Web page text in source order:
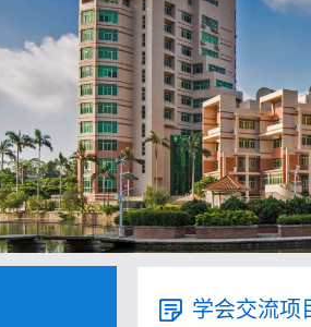
学会交流项